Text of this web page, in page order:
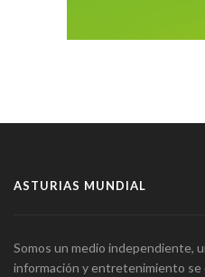
ASTURIAS MUNDIAL
Somos un medio independiente,
información y entretenimiento se